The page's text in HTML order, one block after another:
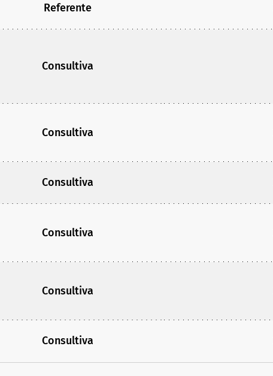
Referente
Consultiva
Consultiva
Consultiva
Consultiva
Consultiva
Consultiva